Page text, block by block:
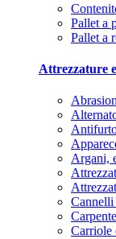
Pallet a
Pallet a
Attrezzature
Argani,
Cannelli
Carriole